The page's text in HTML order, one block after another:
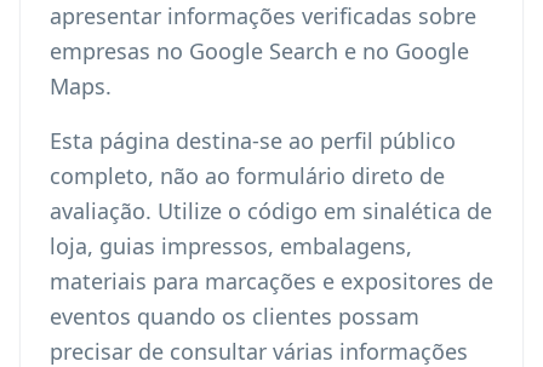
apresentar informações verificadas sobre
empresas no Google Search e no Google
Maps.
Esta página destina-se ao perfil público
completo, não ao formulário direto de
avaliação. Utilize o código em sinalética de
loja, guias impressos, embalagens,
materiais para marcações e expositores de
eventos quando os clientes possam
precisar de consultar várias informações